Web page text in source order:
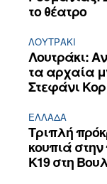
το θέατρο
ΛΟΥΤΡΆΚΙ
Λουτράκι:
τα αρχαία
Στεφάνι
ΕΛΛΆΔΑ
Τριπλή
κουπιά
Κ19 στη